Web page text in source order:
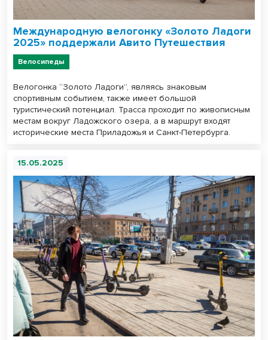
Международную велогонку «Золото Ладоги
2025» поддержали Авито Путешествия
Велосипеды
Велогонка “Золото Ладоги”, являясь знаковым
спортивным событием, также имеет большой
туристический потенциал. Трасса проходит по живописным
местам вокруг Ладожского озера, а в маршрут входят
исторические места Приладожья и Санкт-Петербурга.
15.05.2025